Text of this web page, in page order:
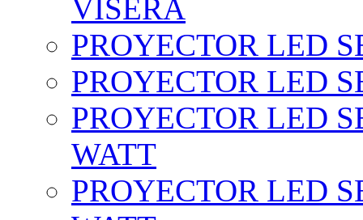
VISERA
PROYECTOR LED
PROYECTOR LED
PROYECTOR LED
WATT
PROYECTOR LED